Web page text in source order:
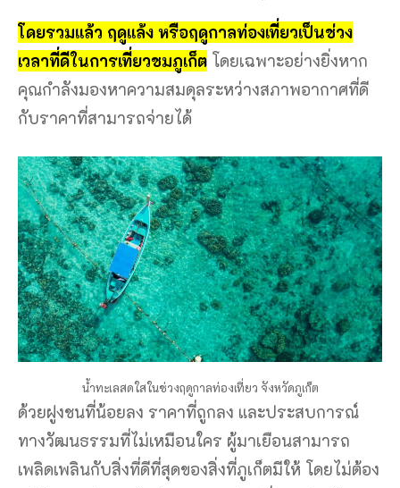
น้ำทะเลสดใสในช่วงฤดูกาลท่องเที่ยว จังหวัดภูเก็ต
ด้วยฝูงชนที่น้อยลง ราคาที่ถูกลง และประสบการณ์
ทางวัฒนธรรมที่ไม่เหมือนใคร ผู้มาเยือนสามารถ
เพลิดเพลินกับสิ่งที่ดีที่สุดของสิ่งที่ภูเก็ตมีให้ โดยไม่ต้อง
เร่งรีบและวุ่นวายในช่วงฤดูกาลท่องเที่ยว อย่างไร
ก็ตามการวางแผนการเดินทางล่วงหน้า จองที่พักและ
กิจกรรมตั้งแต่เนิ่นๆนั้น ก็ยังมีความสำคัญ เพื่อให้แน่ใจ
ว่าคุณจะได้ราคาและห้องพักที่ดีที่สุด
เช็คพยากรณ์อากาศจังหวัดภูเก็ต:
https://www.tmd.go.th/weather/province/phu